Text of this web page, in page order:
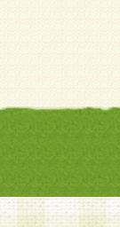
6.当社は
加・ 利
て確認
いただ
ります。
1.会員
了し、
が以下